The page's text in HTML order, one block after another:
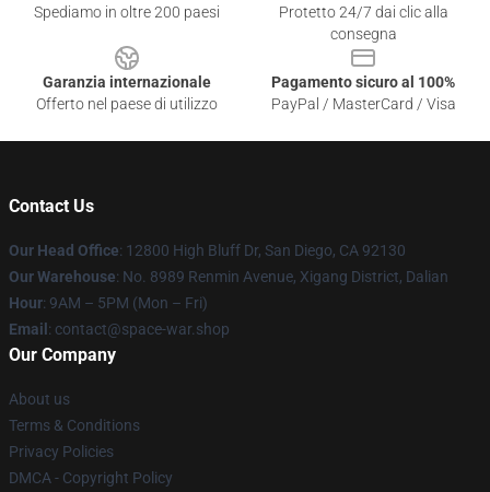
Spediamo in oltre 200 paesi
Protetto 24/7 dai clic alla
consegna
Garanzia internazionale
Offerto nel paese di utilizzo
Pagamento sicuro al 100%
PayPal / MasterCard / Visa
Contact Us
Our Head Office: 12800 High Bluff Dr, San Diego, CA 92130
Our Warehouse: No. 8989 Renmin Avenue, Xigang District, Dalian
Hour: 9AM – 5PM (Mon – Fri)
Email : contact@space-war.shop
Our Company
About us
Terms & Conditions
Privacy Policies
DMCA - Copyright Policy